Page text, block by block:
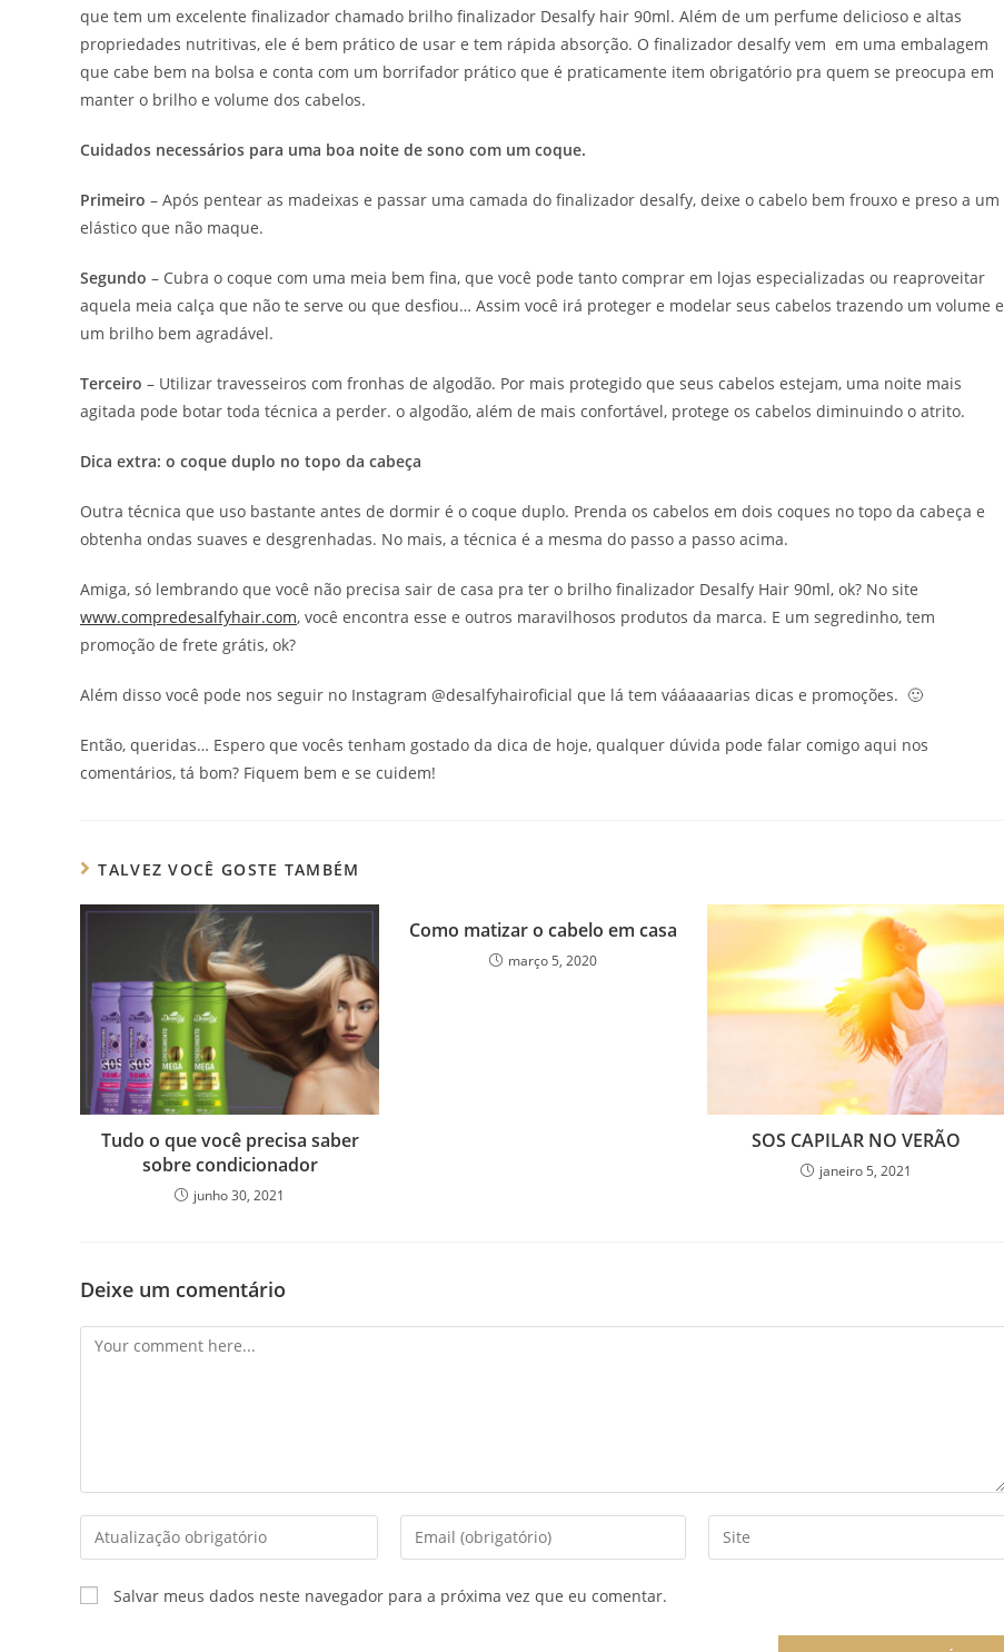
que tem um excelente finalizador chamado brilho finalizador Desalfy hair 90ml. Além de um perfume delicioso e altas
propriedades nutritivas, ele é bem prático de usar e tem rápida absorção. O finalizador desalfy vem em uma embalagem
que cabe bem na bolsa e conta com um borrifador prático que é praticamente item obrigatório pra quem se preocupa em
manter o brilho e volume dos cabelos.
Cuidados necessários para uma boa noite de sono com um coque.
Primeiro – Após pentear as madeixas e passar uma camada do finalizador desalfy, deixe o cabelo bem frouxo e preso a um
elástico que não maque.
Segundo – Cubra o coque com uma meia bem fina, que você pode tanto comprar em lojas especializadas ou reaproveitar
aquela meia calça que não te serve ou que desfiou… Assim você irá proteger e modelar seus cabelos trazendo um volume e
um brilho bem agradável.
Terceiro – Utilizar travesseiros com fronhas de algodão. Por mais protegido que seus cabelos estejam, uma noite mais
agitada pode botar toda técnica a perder. o algodão, além de mais confortável, protege os cabelos diminuindo o atrito.
Dica extra: o coque duplo no topo da cabeça
Outra técnica que uso bastante antes de dormir é o coque duplo. Prenda os cabelos em dois coques no topo da cabeça e
obtenha ondas suaves e desgrenhadas. No mais, a técnica é a mesma do passo a passo acima.
Amiga, só lembrando que você não precisa sair de casa pra ter o brilho finalizador Desalfy Hair 90ml, ok? No site
www.compredesalfyhair.com, você encontra esse e outros maravilhosos produtos da marca. E um segredinho, tem
promoção de frete grátis, ok?
Além disso você pode nos seguir no Instagram @desalfyhairoficial que lá tem vááaaaarias dicas e promoções. 🙂
Então, queridas… Espero que vocês tenham gostado da dica de hoje, qualquer dúvida pode falar comigo aqui nos
comentários, tá bom? Fiquem bem e se cuidem!
TALVEZ VOCÊ GOSTE TAMBÉM
Tudo o que você precisa saber
sobre condicionador
junho 30, 2021
Como matizar o cabelo em casa
março 5, 2020
SOS CAPILAR NO VERÃO
janeiro 5, 2021
Deixe um comentário
Comment
Enter
your
name
or
Enter
your
address
Enter
your
Salvar meus dados neste navegador para a próxima vez que eu comentar.